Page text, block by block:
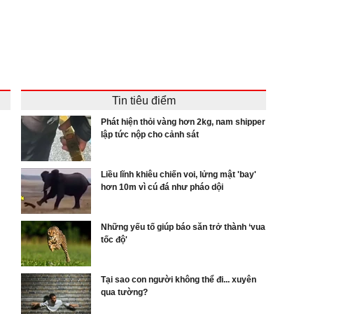
Tin tiêu điểm
Phát hiện thỏi vàng hơn 2kg, nam shipper
lập tức nộp cho cảnh sát
Liều lĩnh khiêu chiến voi, lửng mật 'bay'
hơn 10m vì cú đá như pháo dội
Những yếu tố giúp báo săn trở thành ‘vua
tốc độ'
Tại sao con người không thể đi... xuyên
qua tường?